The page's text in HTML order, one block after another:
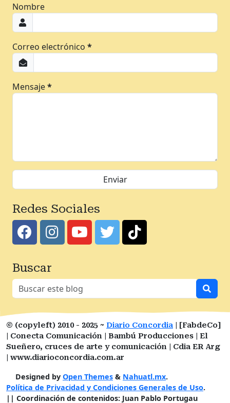
Nombre
Correo electrónico *
Mensaje*
Redes Sociales
Buscar
© (copyleft) 2010 - 2025 ~ Diario Concordia | [FabdeCo]
| Conecta Comunicación | Bambú Producciones | El
Sueñero, cruces de arte y comunicación | Cdia ER Arg
| www.diarioconcordia.com.ar
Designed by Open Themes & Nahuatl.mx.
Política de Privacidad y Condiciones Generales de Uso.
|| Coordinación de contenidos: Juan Pablo Portugau